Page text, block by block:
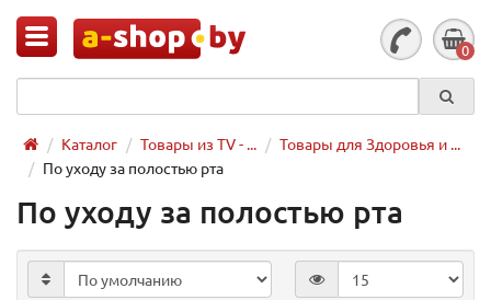
0
Каталог Товары из TV - ...
Товары для Здоровья и ...
По уходу за полостью рта
По уходу за полостью рта